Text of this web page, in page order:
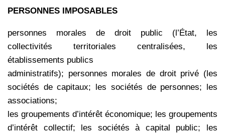
PERSONNES IMPOSABLES
personnes morales de droit public (l’État, les
collectivités territoriales centralisées, les
établissements publics
administratifs); personnes morales de droit privé (les
sociétés de capitaux; les sociétés de personnes; les
associations;
les groupements d’intérêt économique; les groupements
d’intérêt collectif; les sociétés à capital public; les